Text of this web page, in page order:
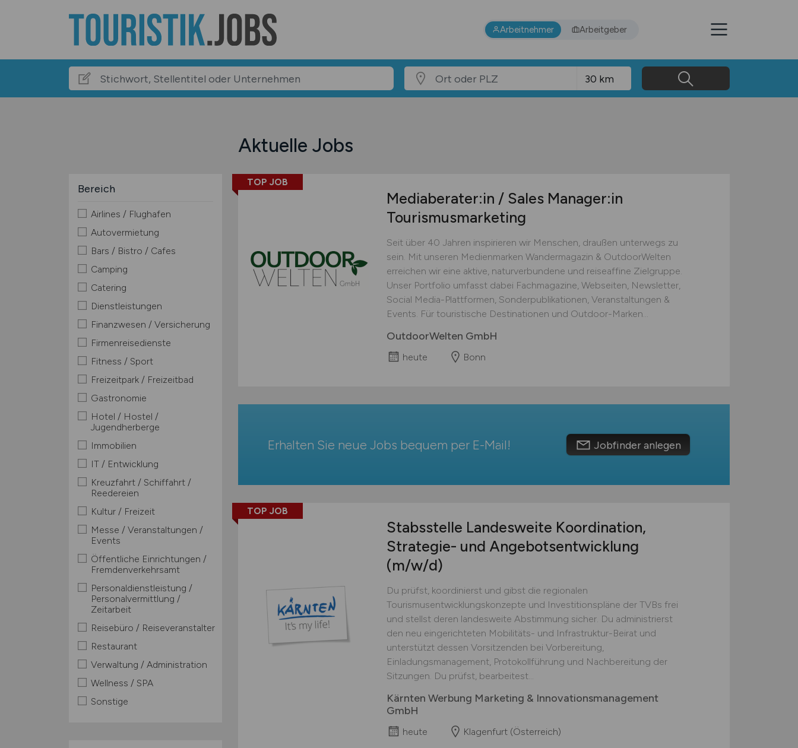
Arbeitnehmer Arbeitgeber
Aktuelle Jobs
Bereich
Airlines / Flughafen
Autovermietung
Bars / Bistro / Cafes
Camping
Catering
Dienstleistungen
Finanzwesen / Versicherung
Firmenreisedienste
Fitness / Sport
Freizeitpark / Freizeitbad
Gastronomie
Hotel / Hostel /
Jugendherberge
Immobilien
IT / Entwicklung
Kreuzfahrt / Schiffahrt /
Reedereien
Kultur / Freizeit
Messe / Veranstaltungen /
Events
Öffentliche Einrichtungen /
Fremdenverkehrsamt
Personaldienstleistung /
Personalvermittlung /
Zeitarbeit
Reisebüro / Reiseveranstalter
Restaurant
Verwaltung / Administration
Wellness / SPA
Sonstige
TOP JOB
Mediaberater:in / Sales Manager:in
Tourismusmarketing
Seit über 40 Jahren inspirieren wir Menschen, draußen unterwegs zu
sein. Mit unseren Medienmarken Wandermagazin & OutdoorWelten
erreichen wir eine aktive, naturverbundene und reiseaffine Zielgruppe.
Unser Portfolio umfasst dabei Fachmagazine, Webseiten, Newsletter,
Social Media-Plattformen, Sonderpublikationen, Veranstaltungen &
Events. Für touristische Destinationen und Outdoor-Marken...
OutdoorWelten GmbH
heute Bonn
Erhalten Sie neue Jobs bequem per E-Mail! Jobfinder anlegen
TOP JOB
Stabsstelle Landesweite Koordination,
Strategie- und Angebotsentwicklung
(m/w/d)
Du prüfst, koordinierst und gibst die regionalen
Tourismusentwicklungskonzepte und Investitionspläne der TVBs frei
und stellst deren landesweite Abstimmung sicher. Du administrierst
den neu eingerichteten Mobilitäts- und Infrastruktur-Beirat und
unterstützt dessen Vorsitzenden bei Vorbereitung,
Einladungsmanagement, Protokollführung und Nachbereitung der
Sitzungen. Du prüfst, bearbeitest...
Kärnten Werbung Marketing & Innovationsmanagement
GmbH
heute Klagenfurt (Österreich)